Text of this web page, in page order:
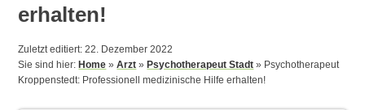
erhalten!
Zuletzt editiert: 22. Dezember 2022
Sie sind hier:Home »Arzt »Psychotherapeut Stadt » Psychotherapeut
Kroppenstedt: Professionell medizinische Hilfe erhalten!